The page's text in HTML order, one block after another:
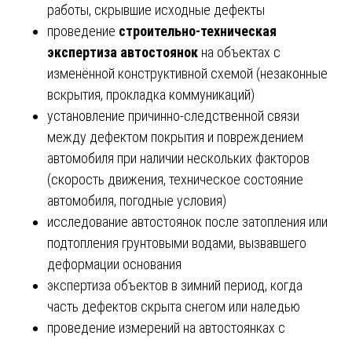
работы, скрывшие исходные дефекты
проведение строительно-техническая
экспертиза автостоянок на объектах с
изменённой конструктивной схемой (незаконные
вскрытия, прокладка коммуникаций)
установление причинно-следственной связи
между дефектом покрытия и повреждением
автомобиля при наличии нескольких факторов
(скорость движения, техническое состояние
автомобиля, погодные условия)
исследование автостоянок после затопления или
подтопления грунтовыми водами, вызвавшего
деформации основания
экспертиза объектов в зимний период, когда
часть дефектов скрыта снегом или наледью
проведение измерений на автостоянках с